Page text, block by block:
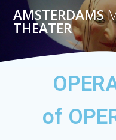
AMSTERDAMS
THEATER
of